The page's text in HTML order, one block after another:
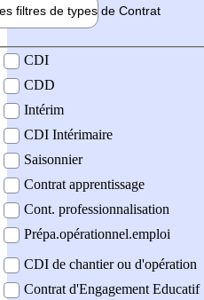
filtres de types de Contrat
contrat
CDI
CDD
Intérim
CDI Intérimaire
Saisonnier
Contrat apprentissage
Cont. professionnalisation
Prépa.opérationnel.emploi
CDI de chantier ou d'opération
Contrat d'Engagement Educatif